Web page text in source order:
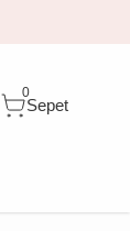
0
Sepet